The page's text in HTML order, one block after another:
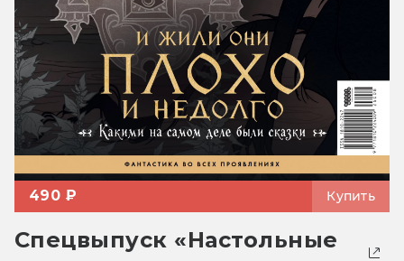
490 ₽ Купить
Спецвыпуск «Настольные